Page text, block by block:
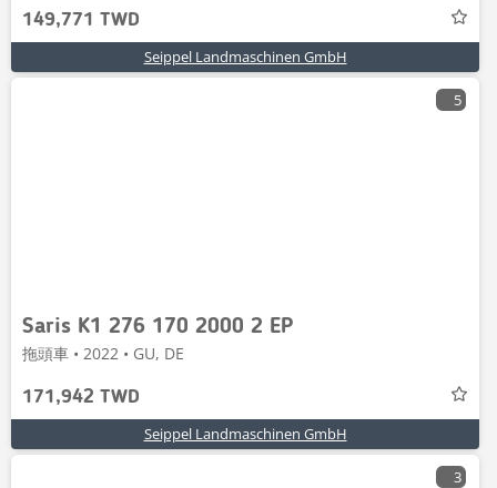
149,771 TWD
Seippel Landmaschinen GmbH
5
Saris K1 276 170 2000 2 EP
拖頭車 • 2022 • GU, DE
171,942 TWD
Seippel Landmaschinen GmbH
3